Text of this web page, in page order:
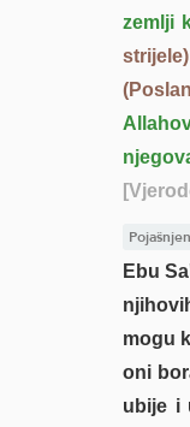
zemlji
strijele)
Ebu
mogu
oni
ubije i